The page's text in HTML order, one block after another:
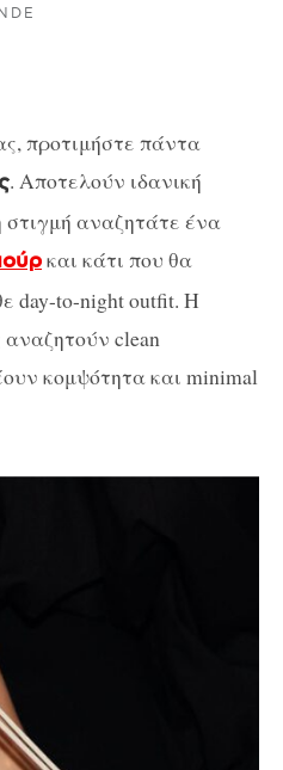
προτιμήστε πάντα
. Αποτελούν ιδανική
αναζητάτε ένα
και κάτι που θα
day-to-night outfit. H
αναζητούν clean
κομψότητα και minimal